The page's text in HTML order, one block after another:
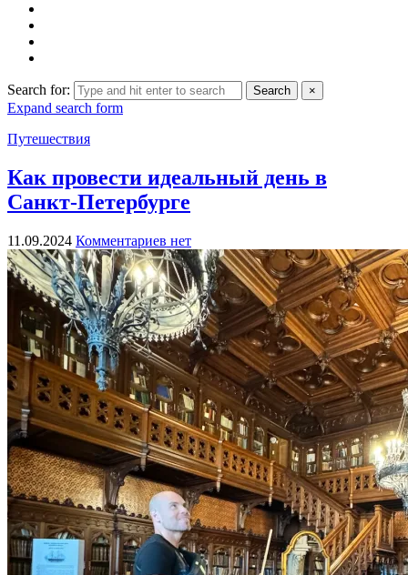
Search for: Search ×
Expand search form
Путешествия
Как провести идеальный день в
Санкт-Петербурге
11.09.2024 Комментариев нет